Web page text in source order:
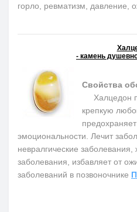
горло, ревматизм, давление,
- камень
Свойства
Халцедон
крепкую
эмоциональности. Лечит
невралгические
заболевания, избавляет от
заболеваний в позвоночнике